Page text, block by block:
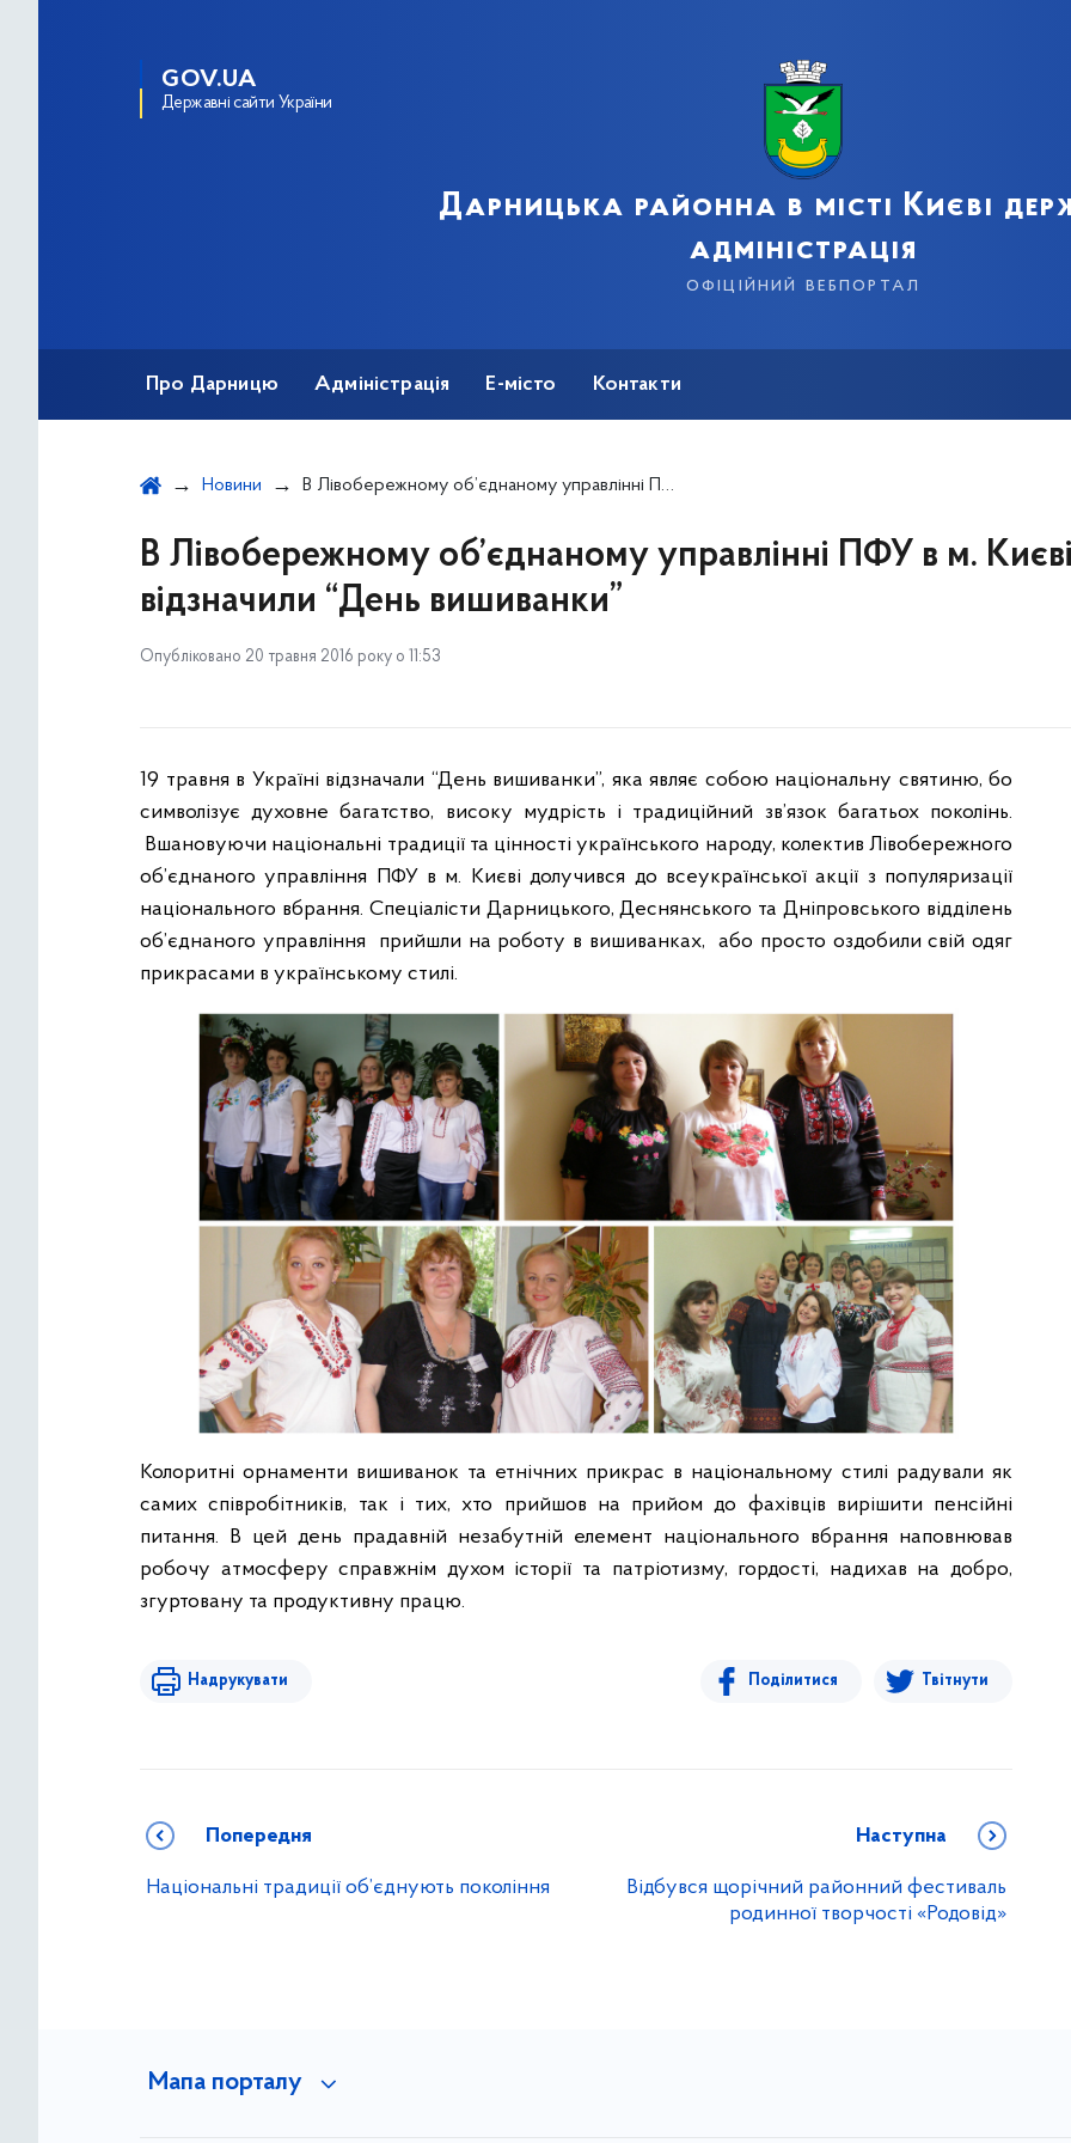
GOV.UA
Державні сайти України
Дарницька районна в місті Києві
адміністрація
офіційний вебпортал
Про Дарницю Адміністрація Е-місто Контакти
Новини В Лівобережному об’єднаному управлінні ПФУ в м. Києві відзначили “День вишиванки”
В Лівобережному об’єднаному управлінні ПФУ в м.
відзначили “День вишиванки”
Опубліковано 20 травня 2016 року о 11:53
19 травня в Україні відзначали “День вишиванки”, яка являє собою національну святиню, бо
символізує духовне багатство, високу мудрість і традиційний зв’язок багатьох поколінь.
Вшановуючи національні традиції та цінності українського народу, колектив Лівобережного
об’єднаного управління ПФУ в м. Києві долучився до всеукраїнської акції з популяризації
національного вбрання. Спеціалісти Дарницького, Деснянського та Дніпровського відділень
об’єднаного управління прийшли на роботу в вишиванках, або просто оздобили свій одяг
прикрасами в українському стилі.
Колоритні орнаменти вишиванок та етнічних прикрас в національному стилі радували як
самих співробітників, так і тих, хто прийшов на прийом до фахівців вирішити пенсійні
питання. В цей день прадавній незабутній елемент національного вбрання наповнював
робочу атмосферу справжнім духом історії та патріотизму, гордості, надихав на добро,
згуртовану та продуктивну працю.
Надрукувати Поділитися Твітнути
Попередня
Національні традиції об’єднують покоління
Наступна
Відбувся щорічний районний фестиваль
родинної творчості «Родовід»
Мапа порталу